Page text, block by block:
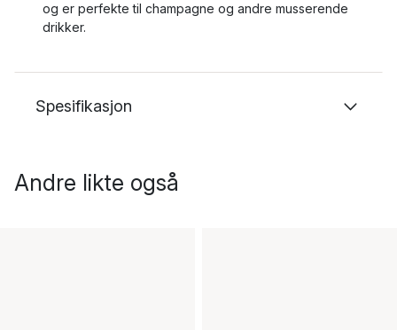
og er perfekte til champagne og andre musserende
drikker.
Spesifikasjon
Andre likte også